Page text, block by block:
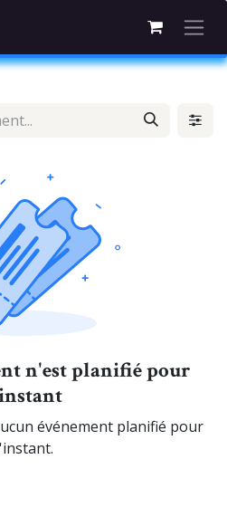
n'est planifié pour
événement planifié pour